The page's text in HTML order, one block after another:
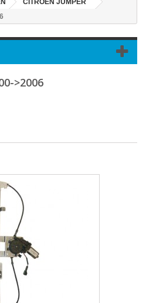
CITROEN JUMPER
>2006